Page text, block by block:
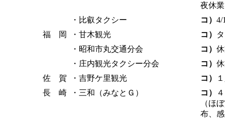
夜休業
・比叡タクシー
コ） 4/
福 岡
・甘木観光 コ）
・昭和市丸交通分会
コ）
・庄内観光タクシー分会
コ）
佐 賀
・吉野ケ里観光 コ）
長 崎
・三和（みなとＧ） コ）
（ほ
布、